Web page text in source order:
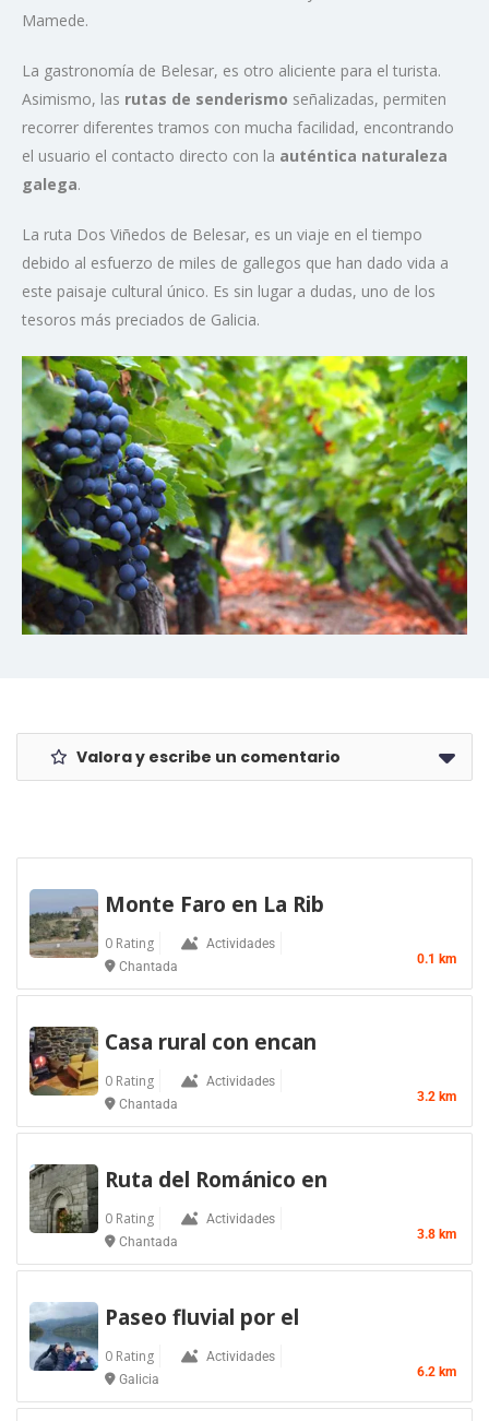
Mamede.
La gastronomía de Belesar, es otro aliciente para el turista.
Asimismo, las rutas de senderismo señalizadas, permiten
recorrer diferentes tramos con mucha facilidad, encontrando
el usuario el contacto directo con la auténtica naturaleza
galega.
La ruta Dos Viñedos de Belesar, es un viaje en el tiempo
debido al esfuerzo de miles de gallegos que han dado vida a
este paisaje cultural único. Es sin lugar a dudas, uno de los
tesoros más preciados de Galicia.
Valora y escribe un comentario
Monte Faro en La Rib
0 Rating
Actividades
Chantada
0.1 km
Casa rural con encan
0 Rating
Actividades
Chantada
3.2 km
Ruta del Románico en
0 Rating
Actividades
Chantada
3.8 km
Paseo fluvial por el
0 Rating
Actividades
Galicia
6.2 km